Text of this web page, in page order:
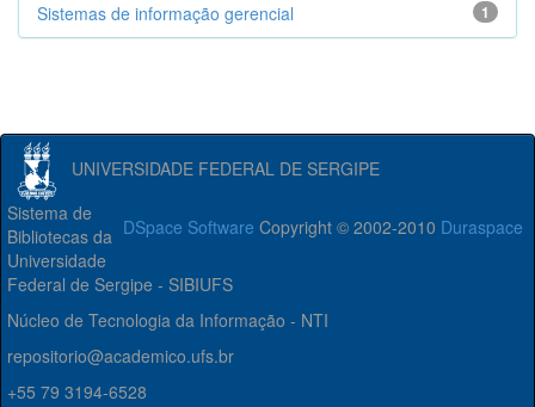
1
Sistemas de informação gerencial
UNIVERSIDADE FEDERAL DE SERGIPE
DSpace Software Copyright © 2002-2010 Duraspace
Sistema de
Bibliotecas da
Universidade
Federal de Sergipe - SIBIUFS
Núcleo de Tecnologia da Informação - NTI
repositorio@academico.ufs.br
+55 79 3194-6528